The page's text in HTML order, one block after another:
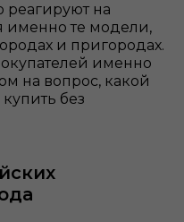
реагируют на
именно те модели,
и пригородах.
именно
на вопрос, какой
без